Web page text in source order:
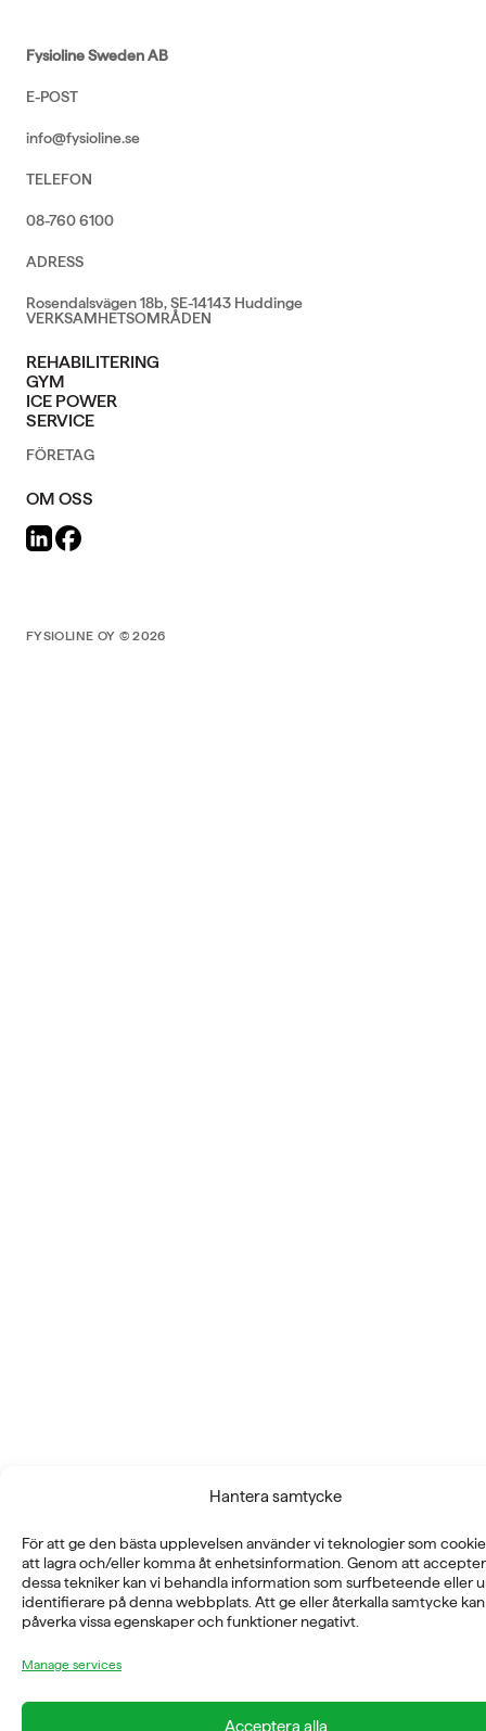
Hantera samtycke
För att ge den bästa upplevelsen använder vi teknologier som
att lagra och/eller komma åt enhetsinformation. Genom att
dessa tekniker kan vi behandla information som surfbeteende eller
identifierare på denna webbplats. Att ge eller återkalla samtycke kan
påverka vissa egenskaper och funktioner negativt.
Manage services
Acceptera alla
Fysioline Sweden AB
E-POST
info@fysioline.se
TELEFON
08-760 6100
ADRESS
Rosendalsvägen 18b, SE-14143 Huddinge
VERKSAMHETSOMRÅDEN
REHABILITERING
GYM
ICE POWER
SERVICE
FÖRETAG
OM OSS
FYSIOLINE OY © 2026